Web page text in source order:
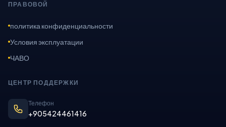
ПРАВОВОЙ
политика конфиденциальности
Условия эксплуатации
ЧАВО
ЦЕНТР ПОДДЕРЖКИ
Телефон
+905424461416